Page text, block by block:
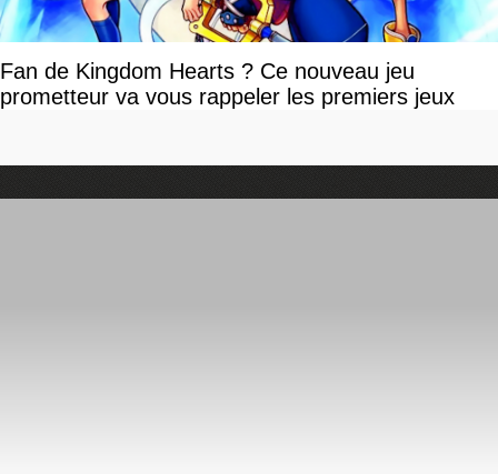
Fan de Kingdom Hearts ? Ce nouveau jeu
prometteur va vous rappeler les premiers jeux